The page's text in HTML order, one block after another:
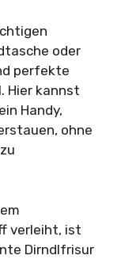
oder
perfekte
Hier kannst
Handy,
ohne
verleiht, ist
Dirndlfrisur